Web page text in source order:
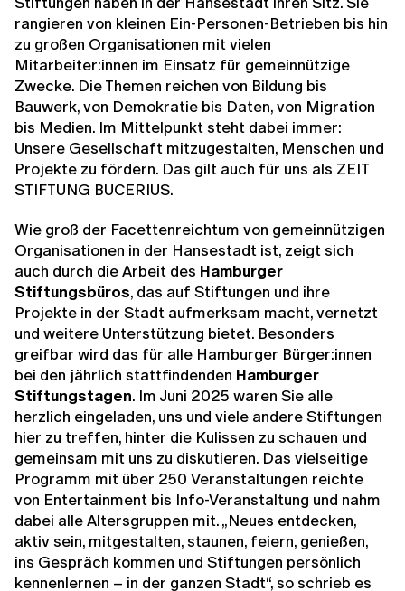
rangieren von kleinen Ein-Personen-Betrieben bis hin
zu großen Organisationen mit vielen
Mitarbeiter:innen im Einsatz für gemeinnützige
Zwecke. Die Themen reichen von Bildung bis
Bauwerk, von Demokratie bis Daten, von Migration
bis Medien. Im Mittelpunkt steht dabei immer:
Unsere Gesellschaft mitzugestalten, Menschen und
Projekte zu fördern. Das gilt auch für uns als ZEIT
STIFTUNG BUCERIUS.
Wie groß der Facettenreichtum von gemeinnützigen
Organisationen in der Hansestadt ist, zeigt sich
auch durch die Arbeit des Hamburger
Stiftungsbüros, das auf Stiftungen und ihre
Projekte in der Stadt aufmerksam macht, vernetzt
und weitere Unterstützung bietet. Besonders
greifbar wird das für alle Hamburger Bürger:innen
bei den jährlich stattfindenden Hamburger
Stiftungstagen. Im Juni 2025 waren Sie alle
herzlich eingeladen, uns und viele andere Stiftungen
hier zu treffen, hinter die Kulissen zu schauen und
gemeinsam mit uns zu diskutieren. Das vielseitige
Programm mit über 250 Veranstaltungen reichte
von Entertainment bis Info-Veranstaltung und nahm
dabei alle Altersgruppen mit. „Neues entdecken,
aktiv sein, mitgestalten, staunen, feiern, genießen,
ins Gespräch kommen und Stiftungen persönlich
kennenlernen – in der ganzen Stadt“, so schrieb es